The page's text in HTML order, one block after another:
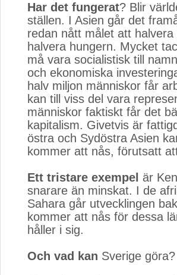
Har det fungerat? Blir
ställen. I Asien går det
redan nått målet att
halvera hungern. Mycket
må vara socialistisk till
och ekonomiska
halv miljon människor får
kan till viss del vara
människor faktiskt får det
kapitalism. Givetvis är
östra och Sydöstra Asien
kommer att nås, förutsatt
Ett tristare exempel är
snarare än minskat. I de
Sahara går utvecklingen
kommer att nås för dessa
håller i sig.
Och vad kan Sverige göra?